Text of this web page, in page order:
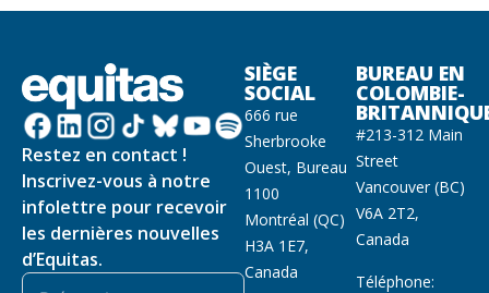
Restez en contact !
Inscrivez-vous à notre
infolettre pour recevoir
les dernières nouvelles
d’Equitas.
SIÈGE
SOCIAL
666 rue
Sherbrooke
Ouest, Bureau
1100
Montréal (QC)
H3A 1E7,
Canada
BUREAU EN
COLOMBIE-
#213-312 Main
Street
Vancouver (BC)
V6A 2T2,
Canada
Téléphone: